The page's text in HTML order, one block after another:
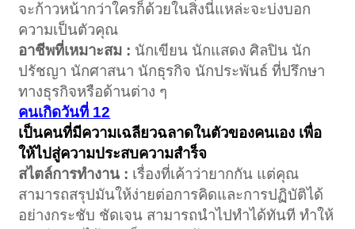
จะก้าวหน้ากว่าใครก็ด้วยในสิ่งนี่แหล่ะจะบ่งบอก
ความเป็นตัวคุณ
อาชีพที่เหมาะสม : นักเขียน นักแสดง ศิลปิน นัก
ปรัชญา นักศาสนา นักธุรกิจ นักประพันธ์ ที่ปรึกษา
ทางธุรกิจหรือด้านต่าง ๆ
คนเกิดวันที่ 12
เป็นคนที่มีความเฉลียวฉลาดในตัวของคนเอง เพื่อ
ให้ไปสู่ความประสบความสำร็จ
สไตล์การทำงาน : เรื่องที่เค้าว่ายากกัน แต่คุณ
สามารถสรุปมันให้ง่ายต่อการคิดและการปฏิบัติได้
อย่างกระชับ ชัดเจน สามารถนำไปทำได้ทันที ทำให้